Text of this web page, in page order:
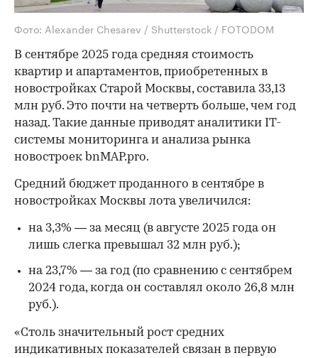
Фото: Alexander Chesarev / Shutterstock / FOTODOM
В сентябре 2025 года средняя стоимость
квартир и апартаментов, приобретенных в
новостройках Старой Москвы, составила 33,13
млн руб. Это почти на четверть больше, чем год
назад. Такие данные приводят аналитики IT-
системы мониторинга и анализа рынка
новостроек bnMAP.pro.
Средний бюджет проданного в сентябре в
новостройках Москвы лота увеличился:
на 3,3% — за месяц (в августе 2025 года он
лишь слегка превышал 32 млн руб.);
на 23,7% — за год (по сравнению с сентябрем
2024 года, когда он составлял около 26,8 млн
руб.).
«Столь значительный рост средних
индикативных показателей связан в первую